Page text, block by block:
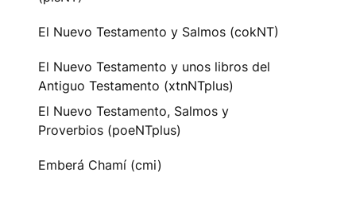
El Nuevo Testamento y Salmos (cokNT)
El Nuevo Testamento y unos libros del
Antiguo Testamento (xtnNTplus)
El Nuevo Testamento, Salmos y
Proverbios (poeNTplus)
Emberá Chamí (cmi)